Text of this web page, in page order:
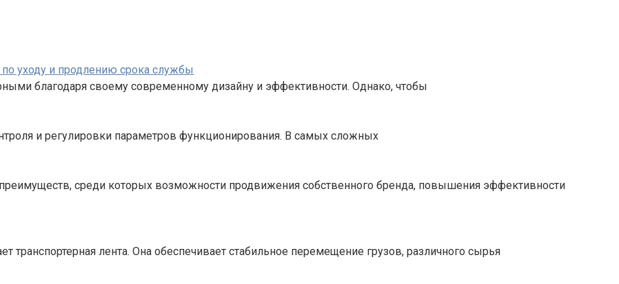
уходу и продлению срока службы
благодаря своему современному дизайну и эффективности. Однако, чтобы
и регулировки параметров функционирования. В самых сложных
среди которых возможности продвижения собственного бренда, повышения эффективности
транспортерная лента. Она обеспечивает стабильное перемещение грузов, различного сырья